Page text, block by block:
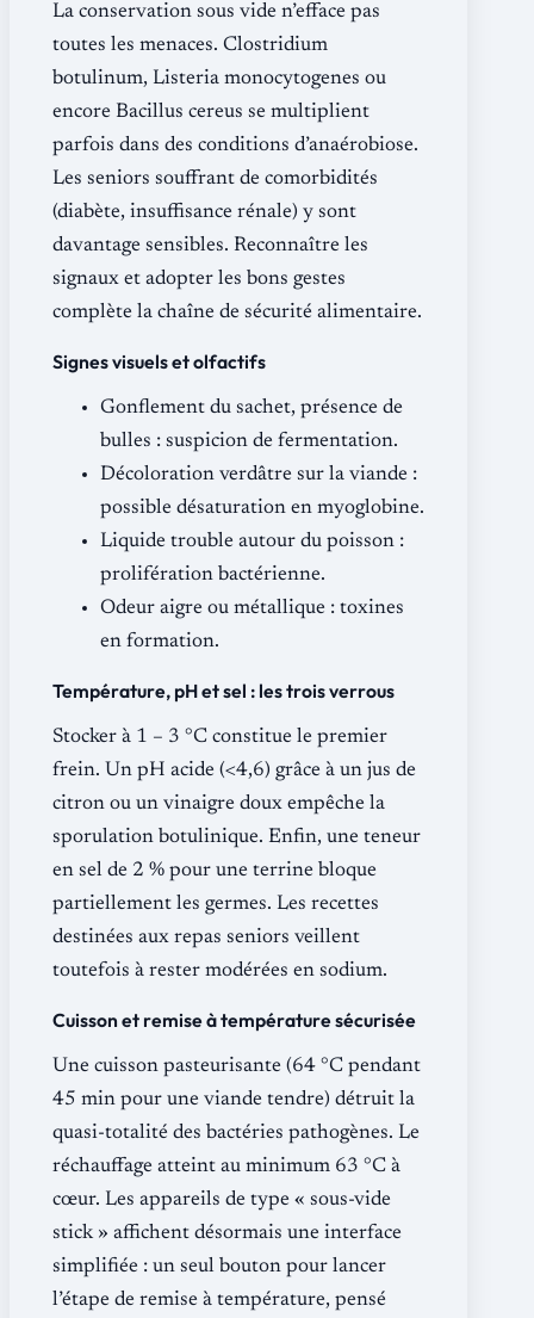
La conservation sous vide n’efface pas
toutes les menaces. Clostridium
botulinum, Listeria monocytogenes ou
encore Bacillus cereus se multiplient
parfois dans des conditions d’anaérobiose.
Les seniors souffrant de comorbidités
(diabète, insuffisance rénale) y sont
davantage sensibles. Reconnaître les
signaux et adopter les bons gestes
complète la chaîne de sécurité alimentaire.
Signes visuels et olfactifs
Gonflement du sachet, présence de
bulles : suspicion de fermentation.
Décoloration verdâtre sur la viande :
possible désaturation en myoglobine.
Liquide trouble autour du poisson :
prolifération bactérienne.
Odeur aigre ou métallique : toxines
en formation.
Température, pH et sel : les trois verrous
Stocker à 1 – 3 °C constitue le premier
frein. Un pH acide (<4,6) grâce à un jus de
citron ou un vinaigre doux empêche la
sporulation botulinique. Enfin, une teneur
en sel de 2 % pour une terrine bloque
partiellement les germes. Les recettes
destinées aux repas seniors veillent
toutefois à rester modérées en sodium.
Cuisson et remise à température sécurisée
Une cuisson pasteurisante (64 °C pendant
45 min pour une viande tendre) détruit la
quasi-totalité des bactéries pathogènes. Le
réchauffage atteint au minimum 63 °C à
cœur. Les appareils de type « sous-vide
stick » affichent désormais une interface
simplifiée : un seul bouton pour lancer
l’étape de remise à température, pensé